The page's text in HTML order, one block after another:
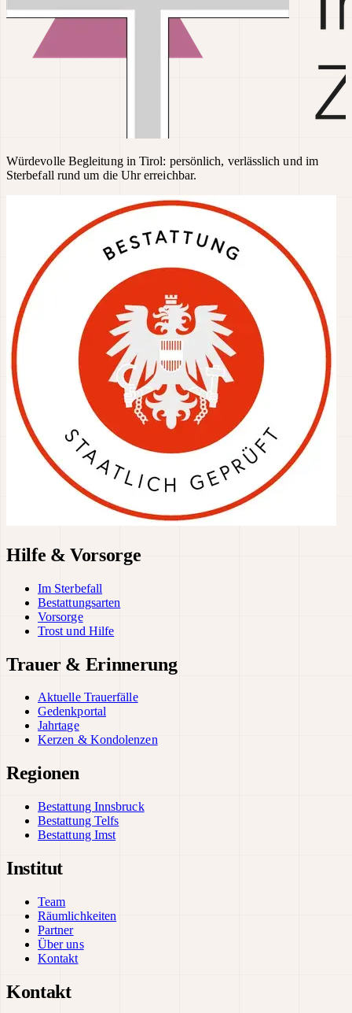
Würdevolle Begleitung in Tirol: persönlich, verlässlich und im
Sterbefall rund um die Uhr erreichbar.
Hilfe & Vorsorge
Im Sterbefall
Bestattungsarten
Vorsorge
Trost und Hilfe
Trauer & Erinnerung
Aktuelle Trauerfälle
Gedenkportal
Jahrtage
Kerzen & Kondolenzen
Regionen
Bestattung Innsbruck
Bestattung Telfs
Bestattung Imst
Institut
Team
Räumlichkeiten
Partner
Über uns
Kontakt
Kontakt